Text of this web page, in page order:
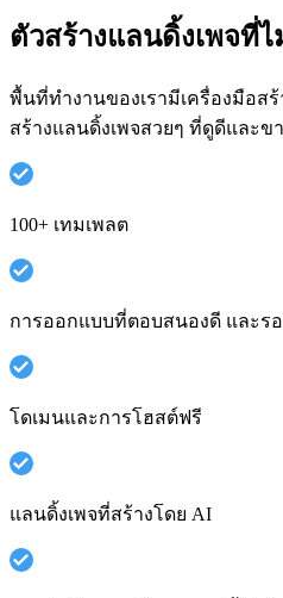
ตัวสร้างแลนดิ้งเพจที่
พื้นที่ทำงานของเรามีเครื่องมือส
สร้างแลนดิ้งเพจสวยๆ ที่ดูดีและข
100+ เทมเพลต
การออกแบบที่ตอบสนองดี และร
โดเมนและการโฮสต์ฟรี
แลนดิ้งเพจที่สร้างโดย AI